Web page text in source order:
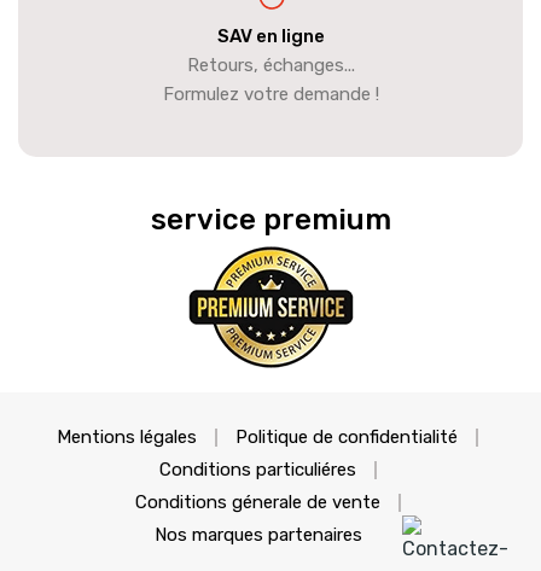
SAV en ligne
Retours, échanges...
Formulez votre demande !
service premium
Mentions légales
Politique de confidentialité
Conditions particuliéres
Conditions génerale de vente
Nos marques partenaires